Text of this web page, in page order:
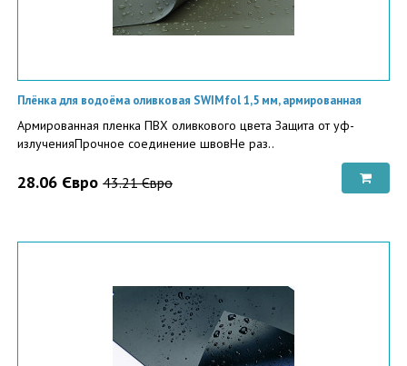
Плёнка для водоёма оливковая SWIMfol 1,5 мм, армированная
Армированная пленка ПВХ оливкового цвета Защита от уф-
излученияПрочное соединение швовНе раз..
28.06 Євро 43.21 Євро